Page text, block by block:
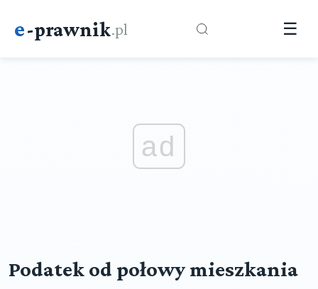
e-prawnik.pl ☰
ad
Podatek od połowy mieszkania